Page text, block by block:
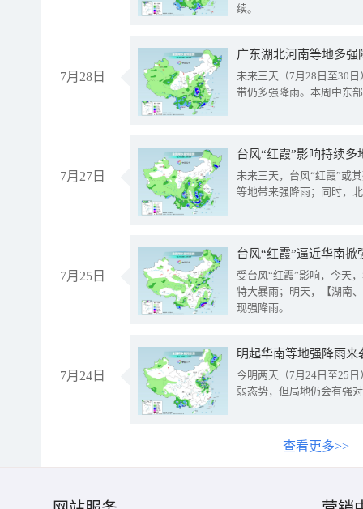
续。
7月28日
广东湖北河南等地多
未来三天（7月28日至30
带仍多强降雨。本周中东
7月27日
台风“红霞”影响持续
未来三天，台风“红霞”或
等地带来强降雨；同时，
7月25日
台风“红霞”逼近华南
受台风“红霞”影响，今天
特大暴雨；明天，【湖南
现强降雨。
7月24日
明起华南等地强降雨
今明两天（7月24日至25
弱态势，但局地仍会有强
查看更多>>